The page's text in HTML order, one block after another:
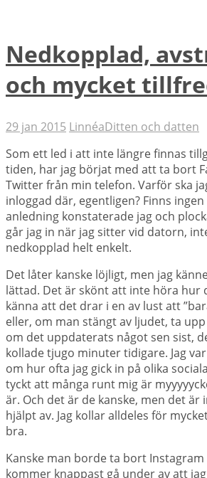
Nedkopplad,
och mycket
29 jan 2015 LinnéaDitten och datten
Som ett led i att inte längre finnas
tiden, har jag börjat med att ta bort
Twitter från min telefon. Varför ska
inloggad där, egentligen? Finns
anledning konstaterade jag och
går jag in när jag sitter vid datorn,
nedkopplad helt enkelt.
Det låter kanske löjligt, men jag
lättad. Det är skönt att inte höra hur
känna att det drar i en av lust att
eller, om man stängt av ljudet, ta
om det uppdaterats något sen sist,
kollade tjugo minuter tidigare. Jag
om hur ofta jag gick in på olika
tyckt att många runt mig är
är. Och det är de kanske, men det är
hjälpt av. Jag kollar alldeles för
bra.
Kanske man borde ta bort Instagram
kommer knappast gå under av att